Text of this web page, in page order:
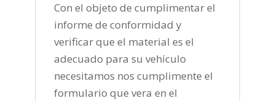
Con el objeto de cumplimentar el
informe de conformidad y
verificar que el material es el
adecuado para su vehículo
necesitamos nos cumplimente el
formulario que vera en el